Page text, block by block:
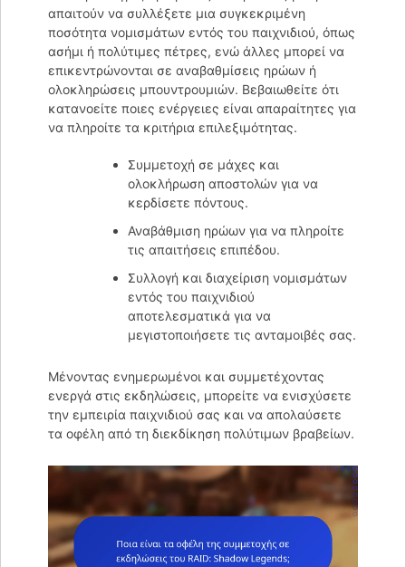
απαιτούν να συλλέξετε μια συγκεκριμένη
ποσότητα νομισμάτων εντός του παιχνιδιού, όπως
ασήμι ή πολύτιμες πέτρες, ενώ άλλες μπορεί να
επικεντρώνονται σε αναβαθμίσεις ηρώων ή
ολοκληρώσεις μπουντρουμιών. Βεβαιωθείτε ότι
κατανοείτε ποιες ενέργειες είναι απαραίτητες για
να πληροίτε τα κριτήρια επιλεξιμότητας.
Συμμετοχή σε μάχες και
ολοκλήρωση αποστολών για να
κερδίσετε πόντους.
Αναβάθμιση ηρώων για να πληροίτε
τις απαιτήσεις επιπέδου.
Συλλογή και διαχείριση νομισμάτων
εντός του παιχνιδιού
αποτελεσματικά για να
μεγιστοποιήσετε τις ανταμοιβές σας.
Μένοντας ενημερωμένοι και συμμετέχοντας
ενεργά στις εκδηλώσεις, μπορείτε να ενισχύσετε
την εμπειρία παιχνιδιού σας και να απολαύσετε
τα οφέλη από τη διεκδίκηση πολύτιμων βραβείων.